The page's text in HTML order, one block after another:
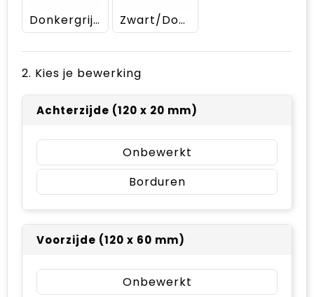
Donkergrijs/zwart Zwart/Donkergrijs
2. Kies je bewerking
Achterzijde (120 x 20 mm)
Onbewerkt
Borduren
Voorzijde (120 x 60 mm)
Onbewerkt